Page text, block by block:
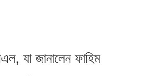
যা জানালেন ফাহিম